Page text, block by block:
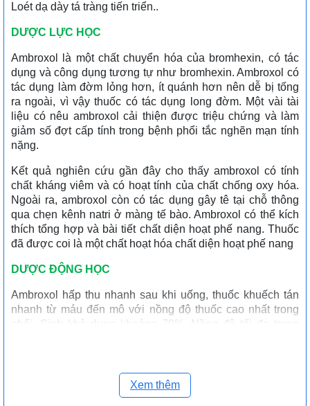
Loét dạ dày tá tràng tiến triển..
DƯỢC LỰC HỌC
Ambroxol là một chất chuyển hóa của bromhexin, có tác
dụng và công dụng tương tự như bromhexin. Ambroxol có
tác dụng làm đờm lỏng hơn, ít quánh hơn nên dễ bị tống
ra ngoài, vì vậy thuốc có tác dụng long đờm. Một vài tài
liệu có nêu ambroxol cải thiện được triệu chứng và làm
giảm số đợt cấp tính trong bệnh phổi tắc nghẽn mạn tính
nặng.
Kết quả nghiên cứu gần đây cho thấy ambroxol có tính
chất kháng viêm và có hoạt tính của chất chống oxy hóa.
Ngoài ra, ambroxol còn có tác dụng gây tê tại chỗ thông
qua chẹn kênh natri ở màng tế bào. Ambroxol có thể kích
thích tổng hợp và bài tiết chất diện hoạt phế nang. Thuốc
đã được coi là một chất hoạt hóa chất diện hoạt phế nang
DƯỢC ĐỘNG HỌC
Ambroxol hấp thu nhanh sau khi uống, thuốc khuếch tán
nhanh từ máu đến mô với nồng độ thuốc cao nhất trong
giờ. Ambroxol được chuyển hóa chủ yếu ở gan. Thuốc bài
tiết qua thận khoảng 83%.
Xem thêm